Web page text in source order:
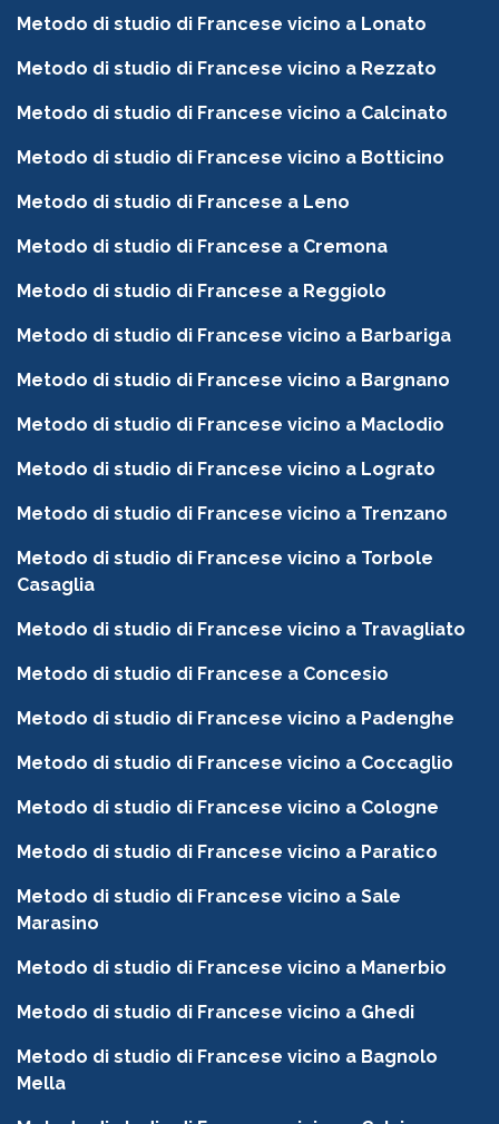
Metodo di studio di Francese vicino a Lonato
Metodo di studio di Francese vicino a Rezzato
Metodo di studio di Francese vicino a Calcinato
Metodo di studio di Francese vicino a Botticino
Metodo di studio di Francese a Leno
Metodo di studio di Francese a Cremona
Metodo di studio di Francese a Reggiolo
Metodo di studio di Francese vicino a Barbariga
Metodo di studio di Francese vicino a Bargnano
Metodo di studio di Francese vicino a Maclodio
Metodo di studio di Francese vicino a Lograto
Metodo di studio di Francese vicino a Trenzano
Metodo di studio di Francese vicino a Torbole
Casaglia
Metodo di studio di Francese vicino a Travagliato
Metodo di studio di Francese a Concesio
Metodo di studio di Francese vicino a Padenghe
Metodo di studio di Francese vicino a Coccaglio
Metodo di studio di Francese vicino a Cologne
Metodo di studio di Francese vicino a Paratico
Metodo di studio di Francese vicino a Sale
Marasino
Metodo di studio di Francese vicino a Manerbio
Metodo di studio di Francese vicino a Ghedi
Metodo di studio di Francese vicino a Bagnolo
Mella